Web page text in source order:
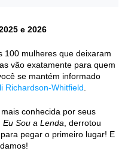
e 2026
100 mulheres que deixaram
vão exatamente para quem
se mantém informado
Richardson-Whitfield
conhecida por seus
Eu Sou a Lenda , derrotou
pegar o primeiro lugar! E